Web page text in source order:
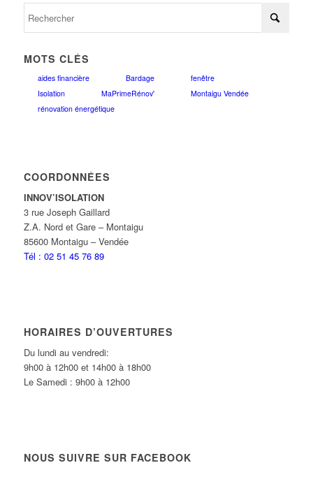
MOTS CLÉS
aides financière Bardage
fenêtre
Isolation
MaPrimeRénov'
Montaigu Vendée
rénovation énergétique
COORDONNÉES
INNOV’ISOLATION
3 rue Joseph Gaillard
Z.A. Nord et Gare – Montaigu
85600 Montaigu – Vendée
Tél : 02 51 45 76 89
HORAIRES D’OUVERTURES
Du lundi au vendredi:
9h00 à 12h00 et 14h00 à 18h00
Le Samedi : 9h00 à 12h00
NOUS SUIVRE SUR FACEBOOK